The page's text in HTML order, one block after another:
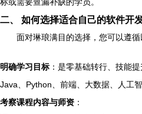
二、 如何选择适合自己的软件开
面对琳琅满目的选择，您可以遵循
明确学习目标 ：是零基础转行、技能
Java、Python、前端、大数据、人工
考察课程内容与师资 ：